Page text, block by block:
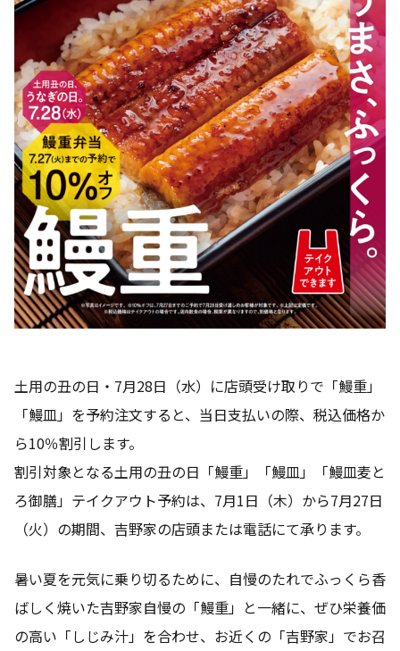
土用の丑の日・7月28日（水）に店頭受け取りで「鰻重」
「鰻皿」を予約注文すると、当日支払いの際、税込価格か
ら10％割引します。
割引対象となる土用の丑の日「鰻重」「鰻皿」「鰻皿麦と
ろ御膳」テイクアウト予約は、7月1日（木）から7月27日
（火）の期間、吉野家の店頭または電話にて承ります。
暑い夏を元気に乗り切るために、自慢のたれでふっくら香
ばしく焼いた吉野家自慢の「鰻重」と一緒に、ぜひ栄養価
の高い「しじみ汁」を合わせ、お近くの「吉野家」でお召